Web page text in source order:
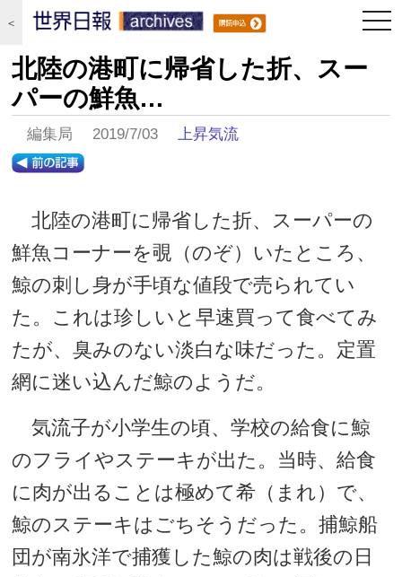
＜
北陸の港町に帰省した折、スー
パーの鮮魚…
編集局 2019/7/03上昇気流
北陸の港町に帰省した折、スーパーの
鮮魚コーナーを覗（のぞ）いたところ、
鯨の刺し身が手頃な値段で売られてい
た。これは珍しいと早速買って食べてみ
たが、臭みのない淡白な味だった。定置
網に迷い込んだ鯨のようだ。
気流子が小学生の頃、学校の給食に鯨
のフライやステーキが出た。当時、給食
に肉が出ることは極めて希（まれ）で、
鯨のステーキはごちそうだった。捕鯨船
団が南氷洋で捕獲した鯨の肉は戦後の日